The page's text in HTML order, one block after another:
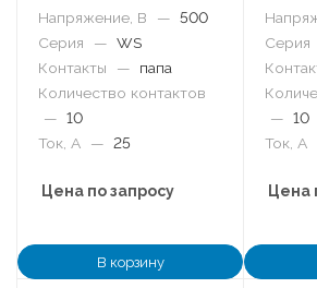
Напряжение, В
— 500
Серия
— WS
Контакты
—
папа
Количество контактов
— 10
Ток, А
— 25
Цена по запросу
В корзину
Серия
— 10
Ток, А
Цена